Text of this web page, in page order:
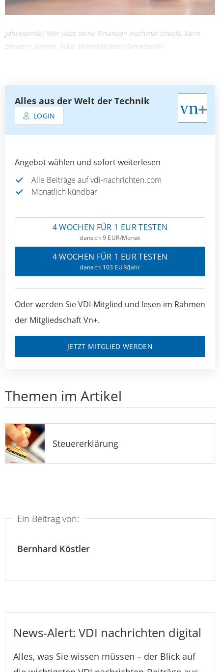
Jahresende! Wer jetzt seine Finanzen nochmal checkt, kann
Steuern sparen. Foto. BrianAJackson/Smarterpix
Alles aus der Welt der Technik
LOGIN
Angebot wählen und sofort weiterlesen
Alle Beiträge auf vdi-nachrichten.com
Monatlich kündbar
4 WOCHEN FÜR 1 EUR TESTEN
danach 9 EUR/Monat
4 WOCHEN FÜR 1 EUR TESTEN
danach 103 EUR/Jahr
Oder werden Sie VDI-Mitglied und lesen im Rahmen
der Mitgliedschaft Vn+.
JETZT MITGLIED WERDEN
Themen im Artikel
Steuererklärung
Ein Beitrag von:
Bernhard Köstler
News-Alert: VDI nachrichten digital
Alles, was Sie wissen müssen – der Blick auf